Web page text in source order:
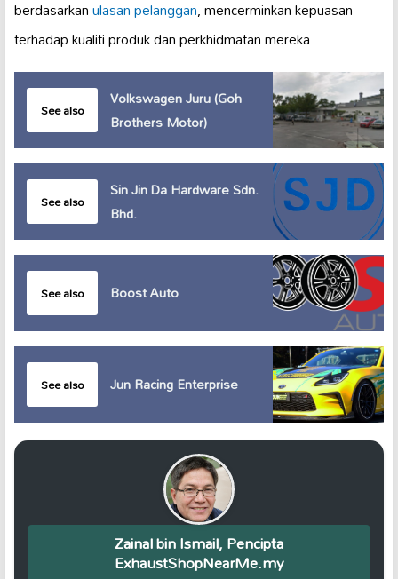
berdasarkanulasan pelanggan, mencerminkan kepuasan
terhadap kualiti produk dan perkhidmatan mereka.
See also
Volkswagen Juru (Goh
Brothers Motor)
See also
Sin Jin Da Hardware Sdn.
Bhd.
See also Boost Auto
See also Jun Racing Enterprise
Zainal bin Ismail, Pencipta
ExhaustShopNearMe.my